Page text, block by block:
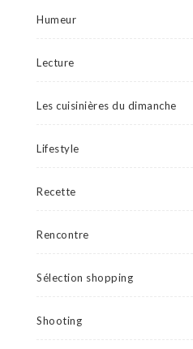
Humeur
Lecture
Les cuisinières du dimanche
Lifestyle
Recette
Rencontre
Sélection shopping
Shooting